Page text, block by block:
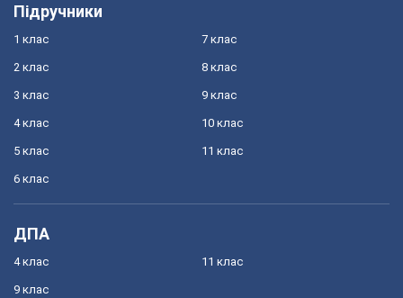
Підручники
1 клас
2 клас
3 клас
4 клас
5 клас
6 клас
7 клас
8 клас
9 клас
10 клас
11 клас
ДПА
4 клас
9 клас
11 клас